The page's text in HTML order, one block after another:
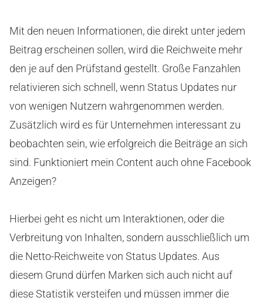
Mit den neuen Informationen, die direkt unter jedem
Beitrag erscheinen sollen, wird die Reichweite mehr
den je auf den Prüfstand gestellt. Große Fanzahlen
relativieren sich schnell, wenn Status Updates nur
von wenigen Nutzern wahrgenommen werden.
Zusätzlich wird es für Unternehmen interessant zu
beobachten sein, wie erfolgreich die Beiträge an sich
sind. Funktioniert mein Content auch ohne Facebook
Anzeigen?
Hierbei geht es nicht um Interaktionen, oder die
Verbreitung von Inhalten, sondern ausschließlich um
die Netto-Reichweite von Status Updates. Aus
diesem Grund dürfen Marken sich auch nicht auf
diese Statistik versteifen und müssen immer die